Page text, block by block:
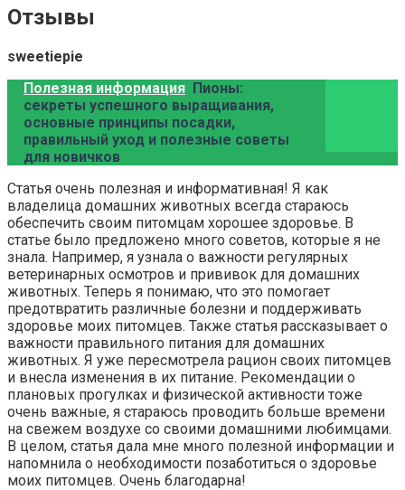
Отзывы
sweetiepie
Полезная информация Пионы:
секреты успешного выращивания,
основные принципы посадки,
правильный уход и полезные советы
для новичков
Статья очень полезная и информативная! Я как
владелица домашних животных всегда стараюсь
обеспечить своим питомцам хорошее здоровье. В
статье было предложено много советов, которые я не
знала. Например, я узнала о важности регулярных
ветеринарных осмотров и прививок для домашних
животных. Теперь я понимаю, что это помогает
предотвратить различные болезни и поддерживать
здоровье моих питомцев. Также статья рассказывает о
важности правильного питания для домашних
животных. Я уже пересмотрела рацион своих питомцев
и внесла изменения в их питание. Рекомендации о
плановых прогулках и физической активности тоже
очень важные, я стараюсь проводить больше времени
на свежем воздухе со своими домашними любимцами.
В целом, статья дала мне много полезной информации и
напомнила о необходимости позаботиться о здоровье
моих питомцев. Очень благодарна!